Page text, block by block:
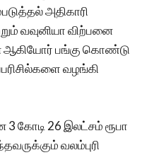
அதிகாரி
வவுனியா விற்பனை
ஆகியோர் பங்கு கொண்டு
வழங்கி
3 கோடி 26 இலட்சம் ரூபா
வலம்புரி